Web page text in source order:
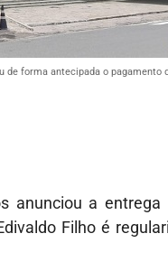
de forma antecipada o pagamento
anunciou a
Filho é